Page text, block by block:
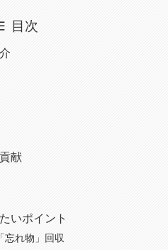
目次
献
いポイント
忘れ物」回収